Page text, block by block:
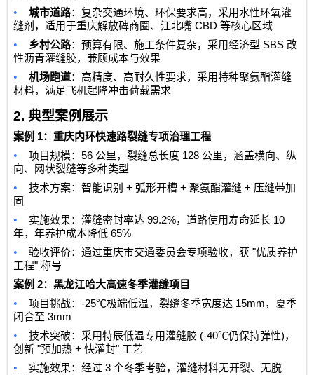
• 城市道路：复杂交通环境、环保要求高，采用水性环氧灌
缝剂，适用于重庆解放碑商圈、江北嘴 CBD等核心区域
• 乡村公路：预算有限、施工条件复杂，采用经济型 SBS 改
性沥青灌缝胶，兼顾成本与效果
• 机场跑道：高精度、高耐久性要求，采用特种聚氨酯灌缝
材料，满足飞机起降冲击荷载需求
2.典型案例展示
案例 1：重庆内环快速路裂缝专项治理工程
• 项目规模：56 公里，裂缝总长度 128 公里，涵盖横向、纵
向、网状裂缝等多种类型
• 技术方案：智能识别 +弧形开槽 +聚氨酯灌缝 + 压缝带加
固
• 实施效果：灌缝密封率达 99.2%，道路使用寿命延长 10
年，年养护成本降低 65%
•
验收评价：通过重庆市交通委员会专项验收，获 "优质养护
工程"称号
案例 2：黑龙江哈大高速冬季灌缝项目
• 项目挑战：-25℃极端低温，裂缝冬季宽度达 15mm，夏季
闭合至 3mm
•
技术突破：采用特辰低温专用灌缝胶 (-40℃仍保持弹性)，
创新 "预加热 +快灌封" 工艺
• 实施效果：经过 3个冬季考验，灌缝材料无开裂、无脱